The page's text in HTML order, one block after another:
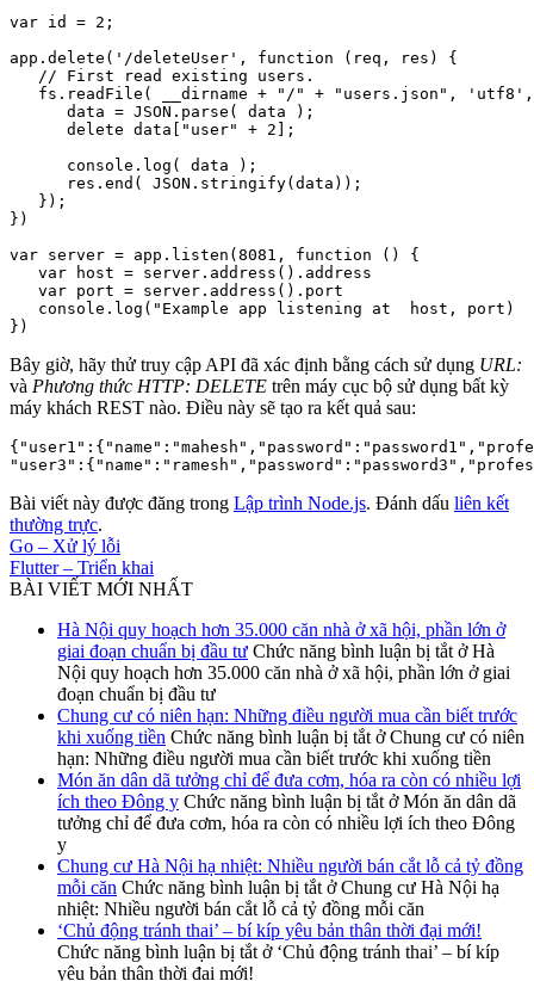
var id = 2;
app.delete('/deleteUser', function (req, res) {
   // First read existing users.
fs.readFile( __dirname + "/" + "users.json",
      data = JSON.parse( data );
      delete data["user" + 2];
      console.log( data );
      res.end( JSON.stringify(data));
   });
})
var server = app.listen(8081, function () {
   var host = server.address().address
   var port = server.address().port
   console.log("Example app listening at  host, port)
Bây giờ, hãy thử truy cập API đã xác định bằng cách sử dụng URL:
và Phương thức HTTP: DELETE trên máy cục bộ sử dụng bất kỳ
máy khách REST nào. Điều này sẽ tạo ra kết quả sau:
Bài viết này được đăng trong Lập trình Node.js. Đánh dấu liên kết
thường trực.
Go – Xử lý lỗi
Flutter – Triển khai
BÀI VIẾT MỚI NHẤT
Hà Nội quy hoạch hơn 35.000 căn nhà ở xã hội, phần lớn ở
giai đoạn chuẩn bị đầu tư Chức năng bình luận bị tắt ở Hà
Nội quy hoạch hơn 35.000 căn nhà ở xã hội, phần lớn ở giai
đoạn chuẩn bị đầu tư
Chung cư có niên hạn: Những điều người mua cần biết trước
khi xuống tiền Chức năng bình luận bị tắt ở Chung cư có niên
hạn: Những điều người mua cần biết trước khi xuống tiền
Món ăn dân dã tưởng chỉ để đưa cơm, hóa ra còn có nhiều lợi
ích theo Đông y Chức năng bình luận bị tắt ở Món ăn dân dã
tưởng chỉ để đưa cơm, hóa ra còn có nhiều lợi ích theo Đông
y
Chung cư Hà Nội hạ nhiệt: Nhiều người bán cắt lỗ cả tỷ đồng
mỗi căn Chức năng bình luận bị tắt ở Chung cư Hà Nội hạ
nhiệt: Nhiều người bán cắt lỗ cả tỷ đồng mỗi căn
‘Chủ động tránh thai’ – bí kíp yêu bản thân thời đại mới!
Chức năng bình luận bị tắt ở ‘Chủ động tránh thai’ – bí kíp
yêu bản thân thời đại mới!